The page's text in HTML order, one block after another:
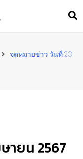
จดหมายข่าว วันที่ 23
ายน 2567